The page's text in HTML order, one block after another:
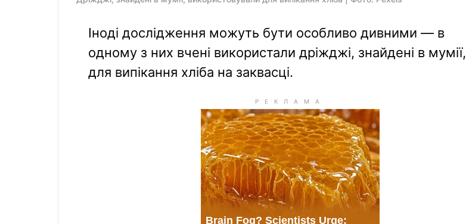
Іноді дослідження можуть бути особливо дивними — в
одному з них вчені використали дріжджі, знайдені в мумії,
для випікання хліба на заквасці.